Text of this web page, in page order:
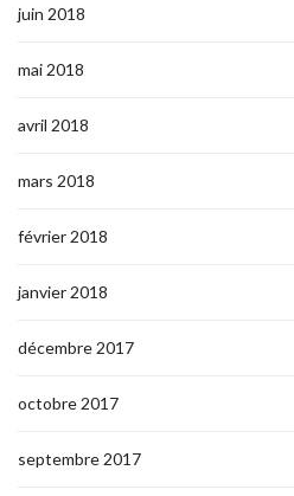
juin 2018
mai 2018
avril 2018
mars 2018
février 2018
janvier 2018
décembre 2017
octobre 2017
septembre 2017